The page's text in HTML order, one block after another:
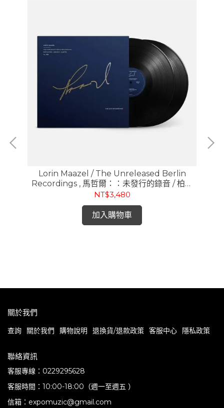
Lorin Maazel / The Unreleased Berlin
Recordings , 馬哲爾：：未發行的錄音 / 柏林
廣播公司錄音室錄音 (180g mono 2LP)
NT$3,480
加入購物車
關於我們
查詢 關於我們 購物說明 退換貨/退款政策 客服中心 隱私政策
聯絡資訊
客服專線：0229295628
客服時間：10:00-18:00（週一至週五 ）
信箱：expomuzic@gmail.com